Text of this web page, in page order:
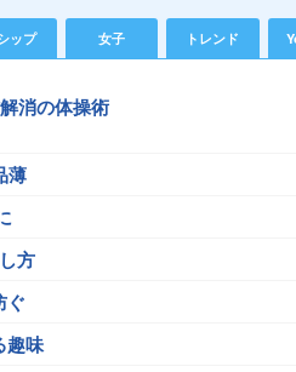
ップ 女子 トレンド
消の体操術
薄
方
ぐ
趣味